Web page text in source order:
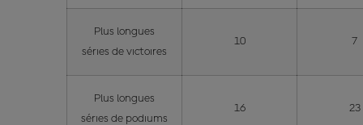
Plus longues
séries de victoires
10 7
Plus longues
séries de podiums
16 23